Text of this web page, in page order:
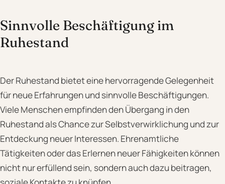
Sinnvolle Beschäftigung im
Ruhestand
Der Ruhestand bietet eine hervorragende Gelegenheit
für neue Erfahrungen und sinnvolle Beschäftigungen.
Viele Menschen empfinden den Übergang in den
Ruhestand als Chance zur Selbstverwirklichung und zur
Entdeckung neuer Interessen. Ehrenamtliche
Tätigkeiten oder das Erlernen neuer Fähigkeiten können
nicht nur erfüllend sein, sondern auch dazu beitragen,